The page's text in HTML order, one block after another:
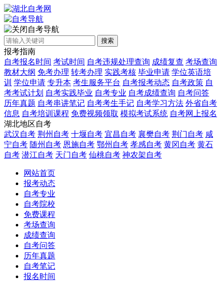
自考导航
搜索
报考指南
自考报名时间 考试时间 自考违规处理查询 成绩复查 考场查询
教材大纲 免考办理 转考办理 实践考核 毕业申请 学位英语培
训 学位申请 专升本 考生服务平台 自考报考动态 自考政策 自
考考试计划 自考实践毕业 自考专业 自考成绩查询 自考问答
历年真题 自考串讲笔记 自考考生手记 自考学习方法 外省自考
信息 自考培训课程 免费视频领取 模拟考试系统 自考网上报名
湖北地区自考
武汉自考 荆州自考 十堰自考 宜昌自考 襄樊自考 荆门自考 咸
宁自考 随州自考 恩施自考 鄂州自考 孝感自考 黄冈自考 黄石
自考 潜江自考 天门自考 仙桃自考 神农架自考
网站首页
报考动态
自考专业
自考院校
免费课程
考场查询
成绩查询
自考问答
历年真题
自考笔记
报名时间